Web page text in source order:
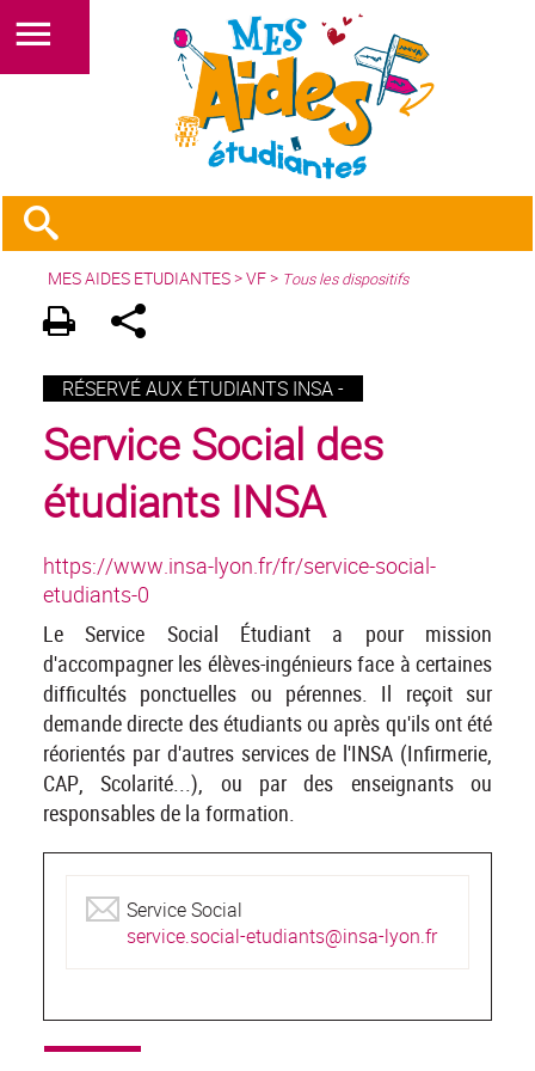
MES AIDES ETUDIANTES>VF> Tous les dispositifs
RÉSERVÉ AUX ÉTUDIANTS INSA -
Service Social des
étudiants INSA
https://www.insa-lyon.fr/fr/service-social-
etudiants-0
Le Service Social Étudiant a pour mission
d'accompagner les élèves-ingénieurs face à certaines
difficultés ponctuelles ou pérennes. Il reçoit sur
demande directe des étudiants ou après qu'ils ont été
réorientés par d'autres services de l'INSA (Infirmerie,
CAP, Scolarité...), ou par des enseignants ou
responsables de la formation.
Service Social
service.social-etudiants@insa-lyon.fr